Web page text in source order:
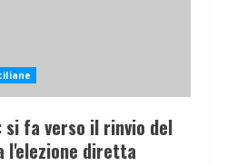
si fa verso il rinvio del
l'elezione diretta